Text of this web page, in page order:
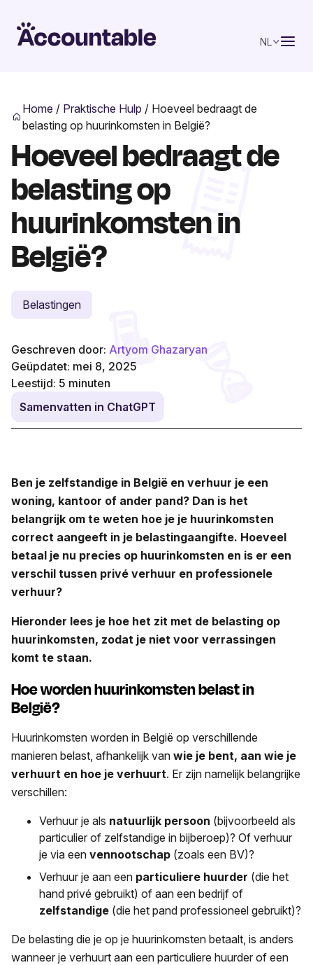
NL
Home / Praktische Hulp / Hoeveel bedraagt de
belasting op huurinkomsten in België?
Hoeveel bedraagt de
belasting op
huurinkomsten in
België?
Belastingen
Geschreven door: Artyom Ghazaryan
Geüpdatet: mei 8, 2025
Leestijd: 5 minuten
Samenvatten in ChatGPT
Ben je zelfstandige in België en verhuur je een
woning, kantoor of ander pand? Dan is het
belangrijk om te weten hoe je je huurinkomsten
correct aangeeft in je belastingaangifte. Hoeveel
betaal je nu precies op huurinkomsten en is er een
verschil tussen privé verhuur en professionele
verhuur?
Hieronder lees je hoe het zit met de belasting op
huurinkomsten, zodat je niet voor verrassingen
komt te staan.
Hoe worden huurinkomsten belast in
België?
Huurinkomsten worden in België op verschillende
manieren belast, afhankelijk van wie je bent, aan wie je
verhuurt en hoe je verhuurt. Er zijn namelijk belangrijke
verschillen:
Verhuur je als natuurlijk persoon (bijvoorbeeld als
particulier of zelfstandige in bijberoep)? Of verhuur
je via een vennootschap (zoals een BV)?
Verhuur je aan een particuliere huurder (die het
hand privé gebruikt) of aan een bedrijf of
zelfstandige (die het pand professioneel gebruikt)?
De belasting die je op je huurinkomsten betaalt, is anders
wanneer je verhuurt aan een particuliere huurder of een